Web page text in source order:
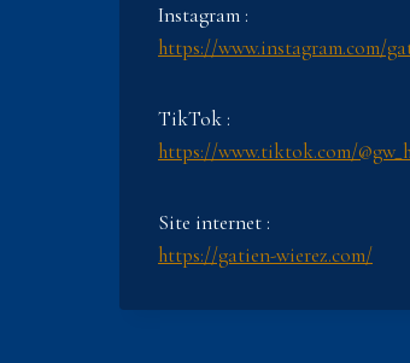
Instagram :
https://www.instagram.com/
TikTok :
https://www.tiktok.com/
Site internet :
https://gatien-wierez.com/